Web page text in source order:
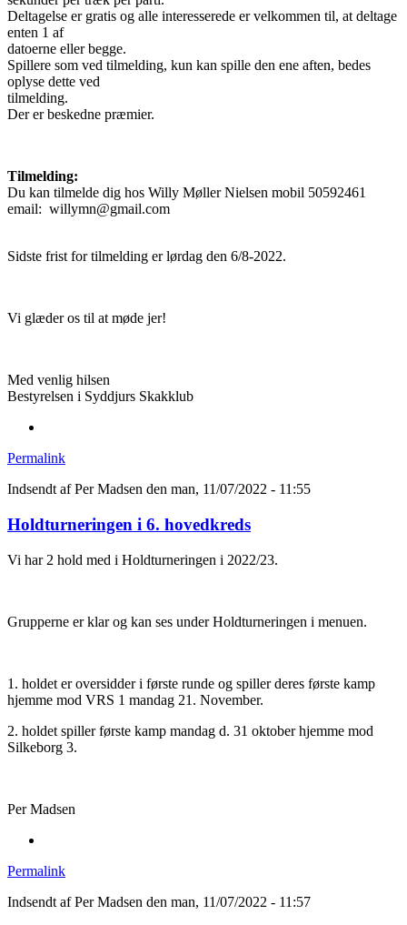
Deltagelse er gratis og alle interesserede er velkommen til, at deltage
enten 1 af
datoerne eller begge.
Spillere som ved tilmelding, kun kan spille den ene aften, bedes
oplyse dette ved
tilmelding.
Der er beskedne præmier.
Tilmelding:
Du kan tilmelde dig hos Willy Møller Nielsen mobil 50592461
email: willymn@gmail.com
Sidste frist for tilmelding er lørdag den 6/8-2022.
Vi glæder os til at møde jer!
Med venlig hilsen
Bestyrelsen i Syddjurs Skakklub
Permalink
Indsendt afPer Madsen den man, 11/07/2022 - 11:55
Holdturneringen i 6. hovedkreds
Vi har 2 hold med i Holdturneringen i 2022/23.
Grupperne er klar og kan ses under Holdturneringen i menuen.
1. holdet er oversidder i første runde og spiller deres første kamp
hjemme mod VRS 1 mandag 21. November.
2. holdet spiller første kamp mandag d. 31 oktober hjemme mod
Silkeborg 3.
Per Madsen
Permalink
Indsendt afPer Madsen den man, 11/07/2022 - 11:57